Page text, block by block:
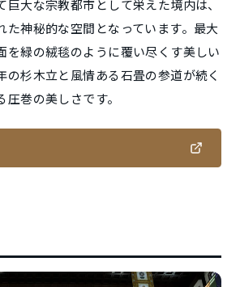
巨大な宗教都市として栄えた境内は、
た神秘的な空間となっています。最大
を緑の絨毯のように覆い尽くす美しい
の杉木立と風情ある石畳の参道が続く
巻の美しさです。